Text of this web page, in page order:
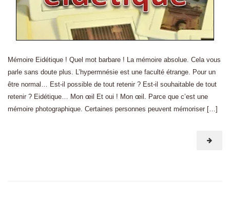
Mémoire Eidétique ! Quel mot barbare ! La mémoire absolue. Cela vous
parle sans doute plus. L’hypermnésie est une faculté étrange. Pour un
être normal… Est-il possible de tout retenir ? Est-il souhaitable de tout
retenir ? Eidétique… Mon œil Et oui ! Mon œil. Parce que c’est une
mémoire photographique. Certaines personnes peuvent mémoriser […]